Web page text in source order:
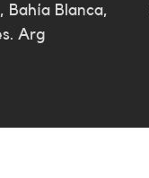
Bahía Blanca,
Arg